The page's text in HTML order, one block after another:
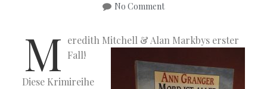
No Comment
M eredith Mitchell & Alan Markbys erster
Fall!
Diese Krimireihe